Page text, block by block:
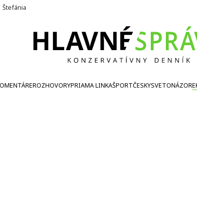
Štefánia
ROZHOVORYPRIAMA LINKAŠPORTČESKYSVETONÁZOR